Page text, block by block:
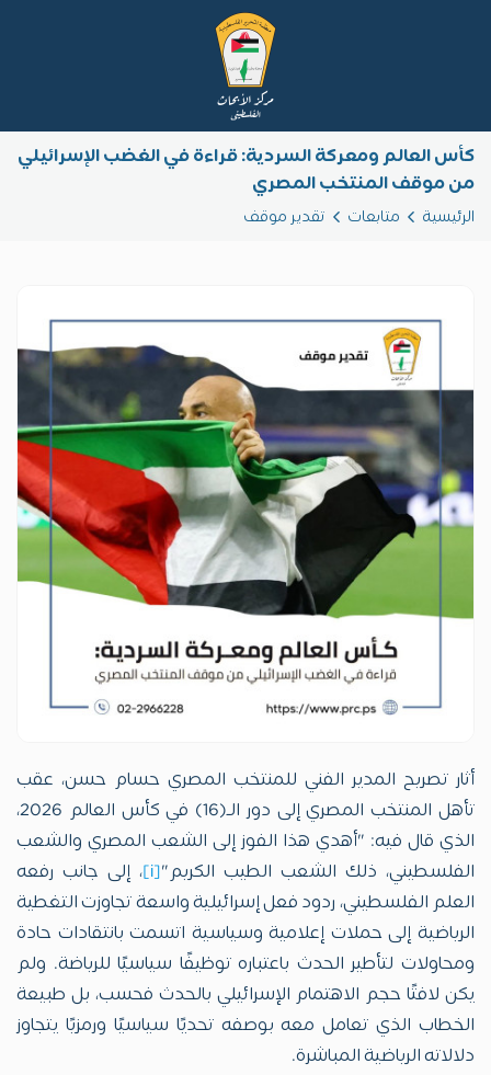
كأس العالم ومعركة السردية: قراءة في الغضب الإسرائيلي
من موقف المنتخب المصري
الرئيسية متابعات تقدير موقف
أثار تصريح المدير الفني للمنتخب المصري حسام حسن، عقب
تأهل المنتخب المصري إلى دور الـ(16) في كأس العالم 2026،
الذي قال فيه: "أهدي هذا الفوز إلى الشعب المصري والشعب
الفلسطيني، ذلك الشعب الطيب الكريم"[i] ، إلى جانب رفعه
العلم الفلسطيني، ردود فعل إسرائيلية واسعة تجاوزت التغطية
الرياضية إلى حملات إعلامية وسياسية اتسمت بانتقادات حادة
ومحاولات لتأطير الحدث باعتباره توظيفًا سياسيًا للرياضة. ولم
يكن لافتًا حجم الاهتمام الإسرائيلي بالحدث فحسب، بل طبيعة
الخطاب الذي تعامل معه بوصفه تحديًا سياسيًا ورمزيًا يتجاوز
دلالاته الرياضية المباشرة.